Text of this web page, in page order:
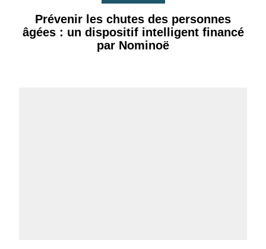
Prévenir les chutes des personnes
âgées : un dispositif intelligent financé
par Nominoë